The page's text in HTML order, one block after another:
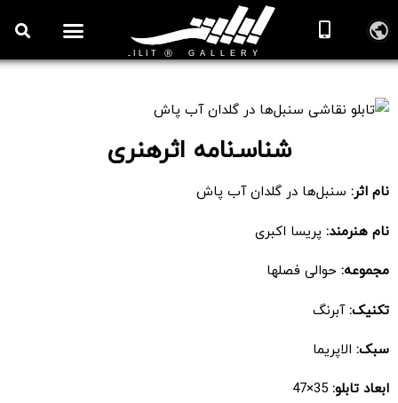
شناسـ‌نامه اثرهنری
نام اثر: سنبل‌ها در گلدان آب پاش
نام هنرمند: پریسا اکبری
مجموعه: حوالی فصلها
تکنیک:آبرنگ
سبک: الاپریما
ابعاد تابلو: